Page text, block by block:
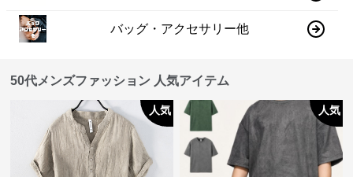
バッグ・アクセサリー他
50代メンズファッション 人気アイテム
人気 人気